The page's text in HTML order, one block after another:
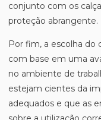
conjunto com os
proteção abrangente.
Por fim, a escolha do
com base em uma
no ambiente de
estejam cientes da
adequados e que as